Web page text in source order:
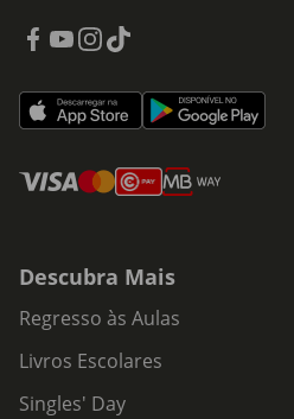
Descubra Mais
Regresso às Aulas
Livros Escolares
Singles' Day